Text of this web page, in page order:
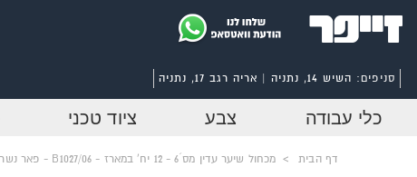
סניפים: השיש 14, נתניה | אריה רגב 17, נתניה
כלי עבודה צבע ציוד טכני
דף הבית > מכחול שיער עדין מס´6 - 12 יח' במארז - B1027/06 - פאר נשר